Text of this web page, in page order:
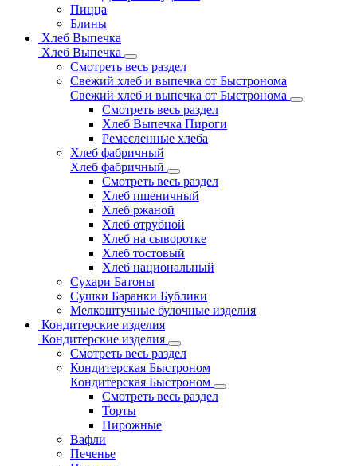
Пицца
Блины
Хлеб Выпечка
Хлеб Выпечка
Смотреть весь раздел
Свежий хлеб и выпечка от Быстронома
Свежий хлеб и выпечка от Быстронома
Смотреть весь раздел
Хлеб Выпечка Пироги
Ремесленные хлеба
Хлеб фабричный
Хлеб фабричный
Смотреть весь раздел
Хлеб пшеничный
Хлеб ржаной
Хлеб отрубной
Хлеб на сыворотке
Хлеб тостовый
Хлеб национальный
Сухари Батоны
Сушки Баранки Бублики
Мелкоштучные булочные изделия
Кондитерские изделия
Кондитерские изделия
Смотреть весь раздел
Кондитерская Быстроном
Кондитерская Быстроном
Смотреть весь раздел
Торты
Пирожные
Вафли
Печенье